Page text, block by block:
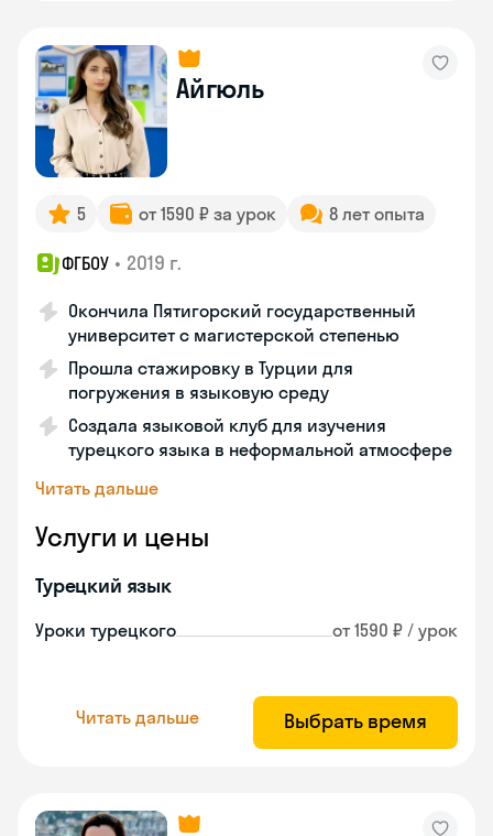
Айгюль
5 от 1590 ₽ за урок 8 лет опыта
ФГБОУ • 2019 г.
Окончила Пятигорский государственный
университет с магистерской степенью
Прошла стажировку в Турции для
погружения в языковую среду
Создала языковой клуб для изучения
турецкого языка в неформальной атмосфере
Читать дальше
Услуги и цены
Турецкий язык
Уроки турецкого от 1590 ₽ / урок
Читать дальше Выбрать время